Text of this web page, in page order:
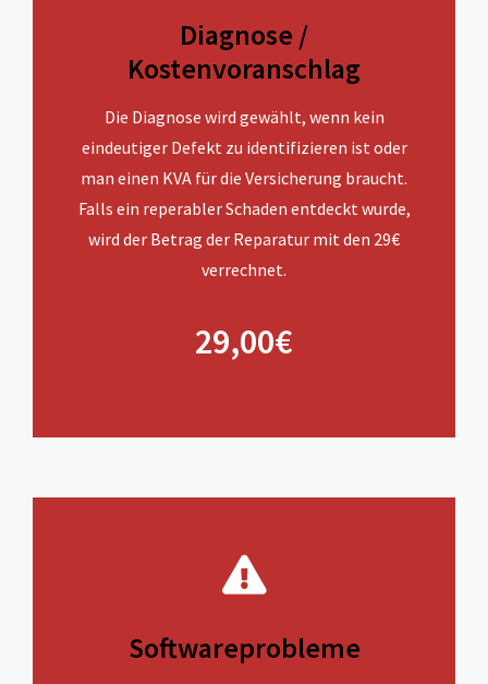
Diagnose /
Kostenvoranschlag
Die Diagnose wird gewählt, wenn kein
eindeutiger Defekt zu identifizieren ist oder
man einen KVA für die Versicherung braucht.
Falls ein reperabler Schaden entdeckt wurde,
wird der Betrag der Reparatur mit den 29€
verrechnet.
29,00€
Softwareprobleme